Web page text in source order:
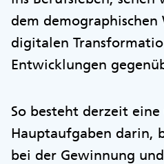
dem
digitalen
Entwicklungen
So besteht derzeit eine
Hauptaufgaben darin,
bei der Gewinnung